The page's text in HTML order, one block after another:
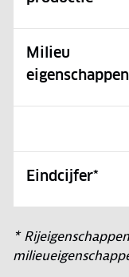
Milieu
eigenschappen
Eindcijfer*
*